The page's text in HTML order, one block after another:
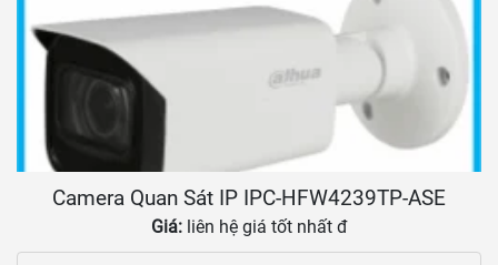
Camera Quan Sát IP IPC-HFW4239TP-ASE
Giá: liên hệ giá tốt nhất đ